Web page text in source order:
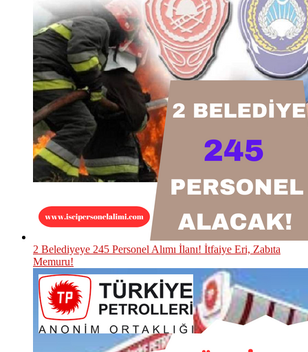
2 Belediyeye 245 Personel Alımı İlanı! İtfaiye Eri, Zabıta
Memuru!